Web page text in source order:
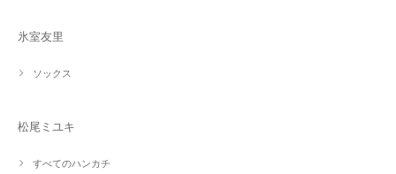
氷室友里
ソックス
松尾ミユキ
すべてのハンカチ